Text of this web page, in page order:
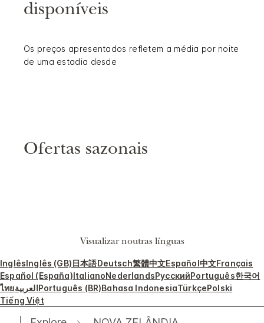
disponíveis
Os preços apresentados refletem a média por noite
de uma estadia desde
Ofertas sazonais
Visualizar noutras línguas
InglêsInglês (GB)日本語Deutsch繁體中文Español中文Français
Español (España)ItalianoNederlandsРусскийPortuguês한국어
ไทยالعربيةPortuguês (BR)Bahasa IndonesiaTürkçePolski
Tiếng Việt